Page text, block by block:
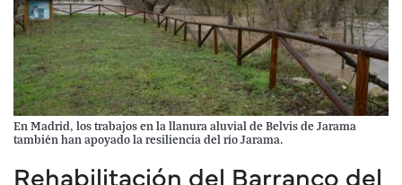
En Madrid, los trabajos en la llanura aluvial de Belvis de Jarama
también han apoyado la resiliencia del río Jarama.